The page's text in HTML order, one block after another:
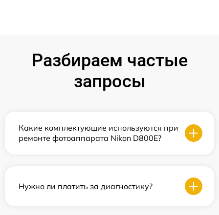
Разбираем частые
запросы
Какие комплектующие используются при
ремонте фотоаппарата Nikon D800E?
Нужно ли платить за диагностику?